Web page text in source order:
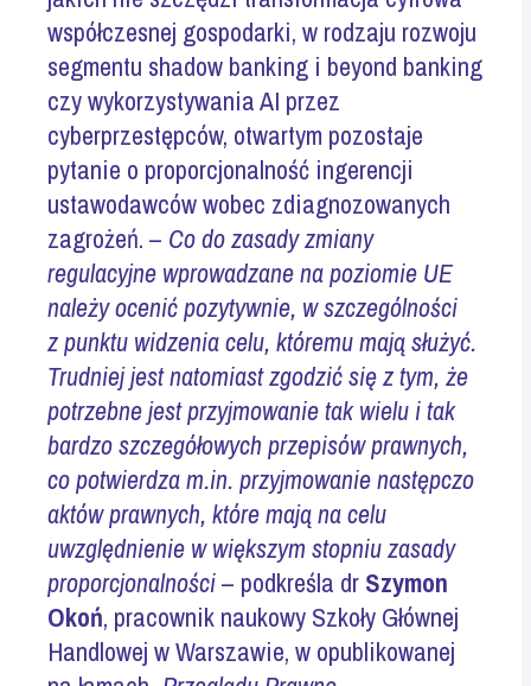
współczesnej gospodarki, w rodzaju rozwoju
segmentu shadow banking i beyond banking
czy wykorzystywania AI przez
cyberprzestępców, otwartym pozostaje
pytanie o proporcjonalność ingerencji
ustawodawców wobec zdiagnozowanych
zagrożeń. – Co do zasady zmiany
regulacyjne wprowadzane na poziomie UE
należy ocenić pozytywnie, w szczególności
z punktu widzenia celu, któremu mają służyć.
Trudniej jest natomiast zgodzić się z tym, że
potrzebne jest przyjmowanie tak wielu i tak
bardzo szczegółowych przepisów prawnych,
co potwierdza m.in. przyjmowanie następczo
aktów prawnych, które mają na celu
uwzględnienie w większym stopniu zasady
proporcjonalności– podkreśla dr Szymon
Okoń, pracownik naukowy Szkoły Głównej
Handlowej w Warszawie, w opublikowanej